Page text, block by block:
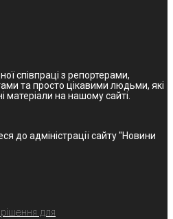
співпраці з репортерами,
та просто цікавими людьми, які
на нашому сайті.
до адміністрації сайту "Новини
для